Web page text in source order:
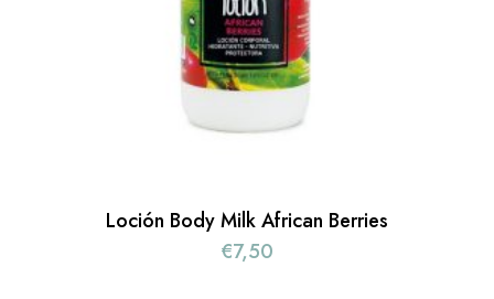
Loción Body Milk African Berries
€7,50